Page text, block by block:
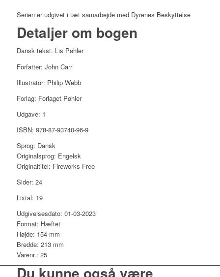
Serien er udgivet i tæt samarbejde med Dyrenes Beskyttelse
Detaljer om bogen
Dansk tekst: Lis Pøhler
Forfatter: John Carr
Illustrator: Philip Webb
Forlag: Forlaget Pøhler
Udgave: 1
ISBN: 978-87-93740-96-9
Sprog: Dansk
Originalsprog: Engelsk
Originaltitel: Fireworks Free
Sider: 24
Lixtal: 19
Udgivelsesdato: 01-03-2023
Format: Hæftet
Højde: 154 mm
Bredde: 213 mm
Varenr.: 25
Du kunne også være